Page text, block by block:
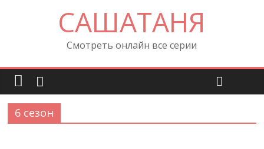
САШАТАНЯ
Смотреть онлайн все серии
6 сезон